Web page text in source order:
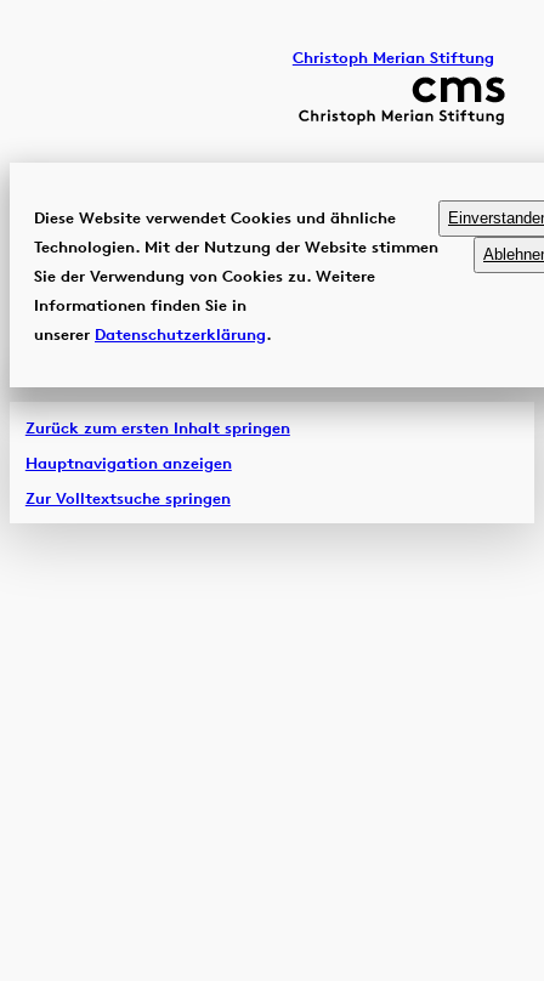
Christoph Merian Stiftung
Diese Website verwendet Cookies und ähnliche
Technologien. Mit der Nutzung der Website stimmen
Sie der Verwendung von Cookies zu. Weitere
Informationen finden Sie in
unserer Datenschutzerklärung.
Zurück zum ersten Inhalt springen
Hauptnavigation anzeigen
Zur Volltextsuche springen